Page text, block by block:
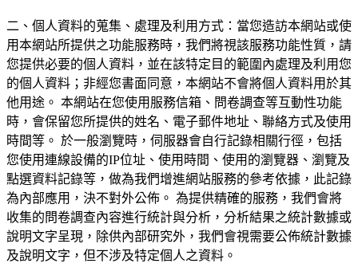
二、個人資料的蒐集、處理及利用方式：當您造訪本網站或使
用本網站所提供之功能服務時，我們將視該服務功能性質，請
您提供必要的個人資料，並在該特定目的範圍內處理及利用您
的個人資料；非經您書面同意，本網站不會將個人資料用於其
他用途。 本網站在您使用服務信箱、問卷調查等互動性功能
時，會保留您所提供的姓名、電子郵件地址、聯絡方式及使用
時間等。 於一般瀏覽時，伺服器會自行記錄相關行徑，包括
您使用連線設備的IP位址、使用時間、使用的瀏覽器、瀏覽及
點選資料記錄等，做為我們增進網站服務的參考依據，此記錄
為內部應用，決不對外公佈。 為提供精確的服務，我們會將
收集的問卷調查內容進行統計與分析，分析結果之統計數據或
說明文字呈現，除供內部研究外，我們會視需要公佈統計數據
及說明文字，但不涉及特定個人之資料。